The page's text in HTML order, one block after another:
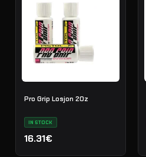
Pro Grip Losjon 2Oz
IN STOCK
16.31€